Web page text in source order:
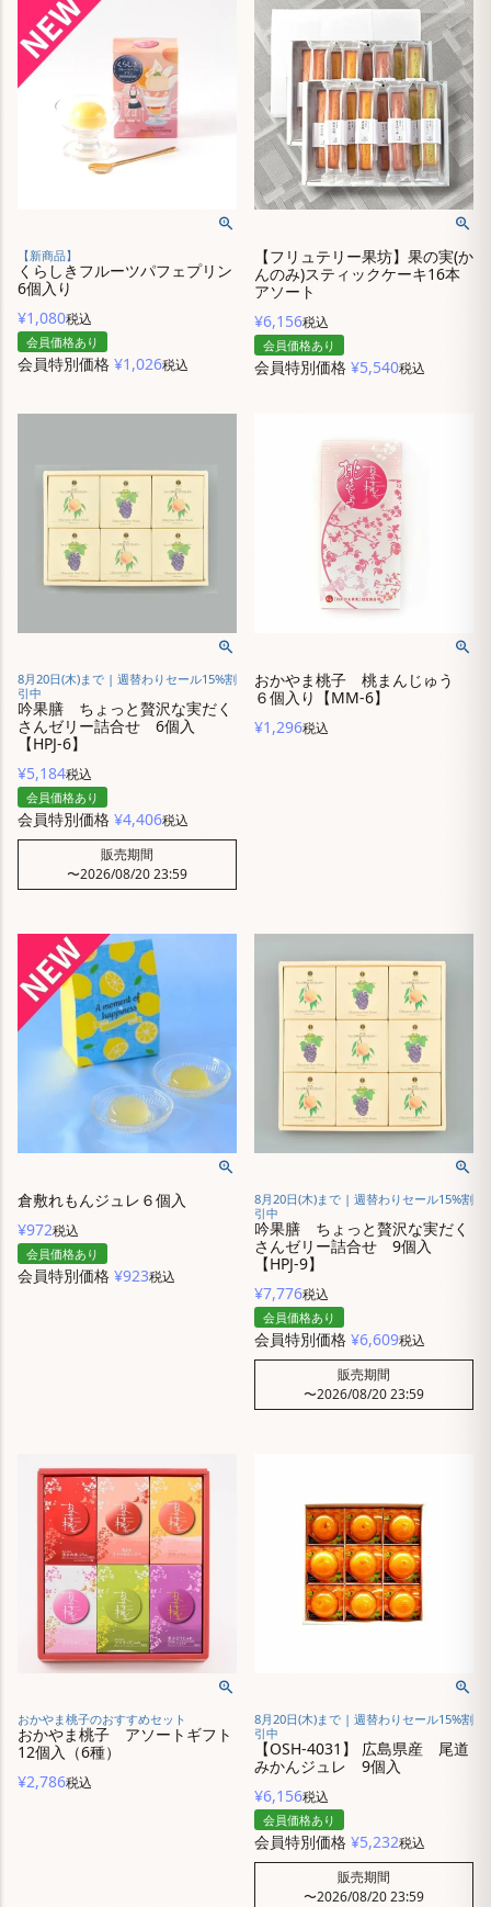
【新商品】
くらしきフルーツパフェプリン
6個入り
¥1,080税込
会員価格あり
会員特別価格 ¥1,026税込
【フリュテリー果坊】果の実(か
んのみ)スティックケーキ16本
アソート
¥6,156税込
会員価格あり
会員特別価格 ¥5,540税込
8月20日(木)まで | 週替わりセール15%割
引中
吟果膳 ちょっと贅沢な実だく
さんゼリー詰合せ 6個入
【HPJ-6】
¥5,184税込
会員価格あり
会員特別価格 ¥4,406税込
販売期間
〜2026/08/20 23:59
おかやま桃子 桃まんじゅう
６個入り【MM-6】
¥1,296税込
倉敷れもんジュレ６個入
¥972税込
会員価格あり
会員特別価格 ¥923税込
8月20日(木)まで | 週替わりセール15%割
引中
吟果膳 ちょっと贅沢な実だく
さんゼリー詰合せ 9個入
【HPJ-9】
¥7,776税込
会員価格あり
会員特別価格 ¥6,609税込
販売期間
〜2026/08/20 23:59
おかやま桃子のおすすめセット
おかやま桃子 アソートギフト
12個入（6種）
¥2,786税込
8月20日(木)まで | 週替わりセール15%割
引中
【OSH-4031】 広島県産 尾道
みかんジュレ 9個入
¥6,156税込
会員価格あり
会員特別価格 ¥5,232税込
販売期間
〜2026/08/20 23:59